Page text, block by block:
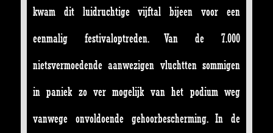
kwam dit luidruchtige vijftal bijeen voor een
eenmalig festivaloptreden. Van de 7.000
nietsvermoedende aanwezigen vluchtten sommigen
in paniek zo ver mogelijk van het podium weg
vanwege onvoldoende gehoorbescherming. In de